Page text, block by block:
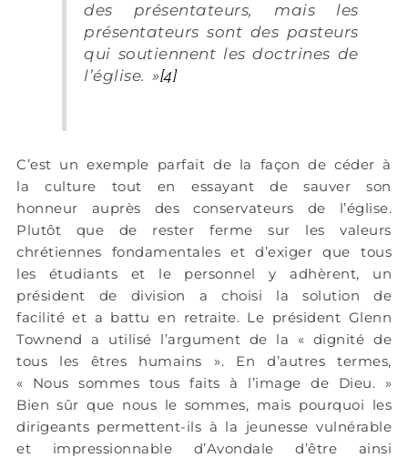
des présentateurs, mais les
présentateurs sont des pasteurs
qui soutiennent les doctrines de
l’église. »[4]
C’est un exemple parfait de la façon de céder à
la culture tout en essayant de sauver son
honneur auprès des conservateurs de l’église.
Plutôt que de rester ferme sur les valeurs
chrétiennes fondamentales et d’exiger que tous
les étudiants et le personnel y adhèrent, un
président de division a choisi la solution de
facilité et a battu en retraite. Le président Glenn
Townend a utilisé l’argument de la « dignité de
tous les êtres humains ». En d’autres termes,
« Nous sommes tous faits à l’image de Dieu. »
Bien sûr que nous le sommes, mais pourquoi les
dirigeants permettent-ils à la jeunesse vulnérable
et impressionnable d’Avondale d’être ainsi